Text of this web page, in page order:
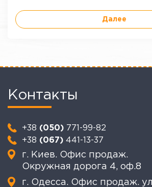
Далее
Контакты
+38 (050) 771-99-82
+38 (067) 441-13-37
г. Киев. Офис продаж.
Окружная дорога 4, оф.8
г. Одесса. Офис продаж.